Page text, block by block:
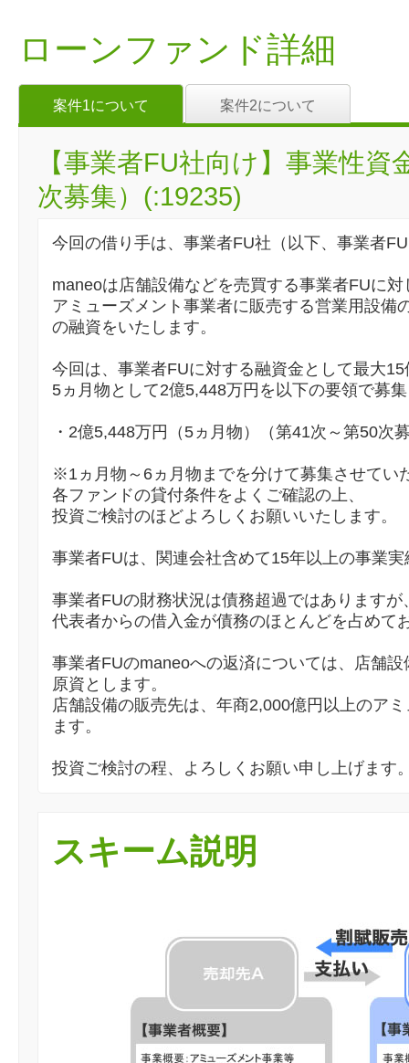
ローンファンド詳細
案件1について 案件2について
【事業者FU社向け】事業性
次募集）(:19235)
今回の借り手は、事業者FU社（以下、事業者
maneoは店舗設備などを売買する事業者FUに対
アミューズメント事業者に販売する営業用設備
の融資をいたします。
今回は、事業者FUに対する融資金として最大
5ヵ月物として2億5,448万円を以下の要領で募
・2億5,448万円（5ヵ月物）（第41次～第50次
※1ヵ月物～6ヵ月物までを分けて募集させてい
各ファンドの貸付条件をよくご確認の上、
投資ご検討のほどよろしくお願いいたします。
事業者FUは、関連会社含めて15年以上の事業
事業者FUの財務状況は債務超過ではありますが
代表者からの借入金が債務のほとんどを占めて
事業者FUのmaneoへの返済については、店舗
原資とします。
店舗設備の販売先は、年商2,000億円以上のア
ます。
投資ご検討の程、よろしくお願い申し上げます
スキーム説明